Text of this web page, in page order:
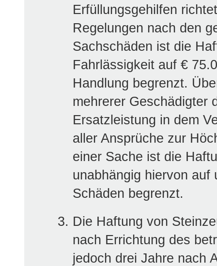
Erfüllungsgehilfen
Regelungen nach den
Sachschäden ist die
Fahrlässigkeit auf €
Handlung begrenzt.
mehrerer Geschädigter
Ersatzleistung in dem
aller Ansprüche zur
einer Sache ist die
unabhängig hiervon auf
Schäden begrenzt.
Die Haftung von
nach Errichtung des
jedoch drei Jahre nach